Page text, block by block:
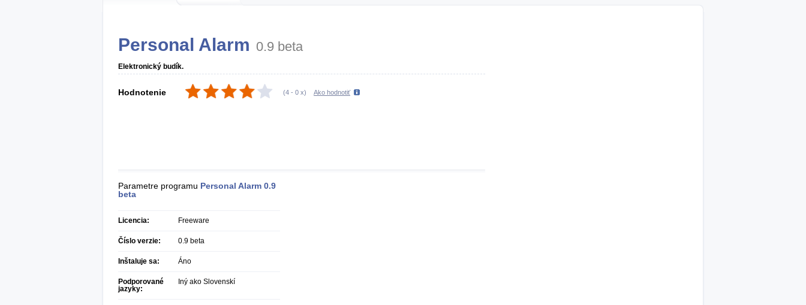
Personal Alarm 0.9 beta
Elektronický budík.
Hodnotenie (4 - 0 x) Ako hodnotiť
Parametre programu Personal Alarm 0.9
beta
Licencia: Freeware
Číslo verzie: 0.9 beta
Inštaluje sa: Áno
Podporované
jazyky:
Iný ako Slovenskí